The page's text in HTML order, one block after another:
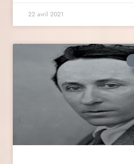
22 avril 2021